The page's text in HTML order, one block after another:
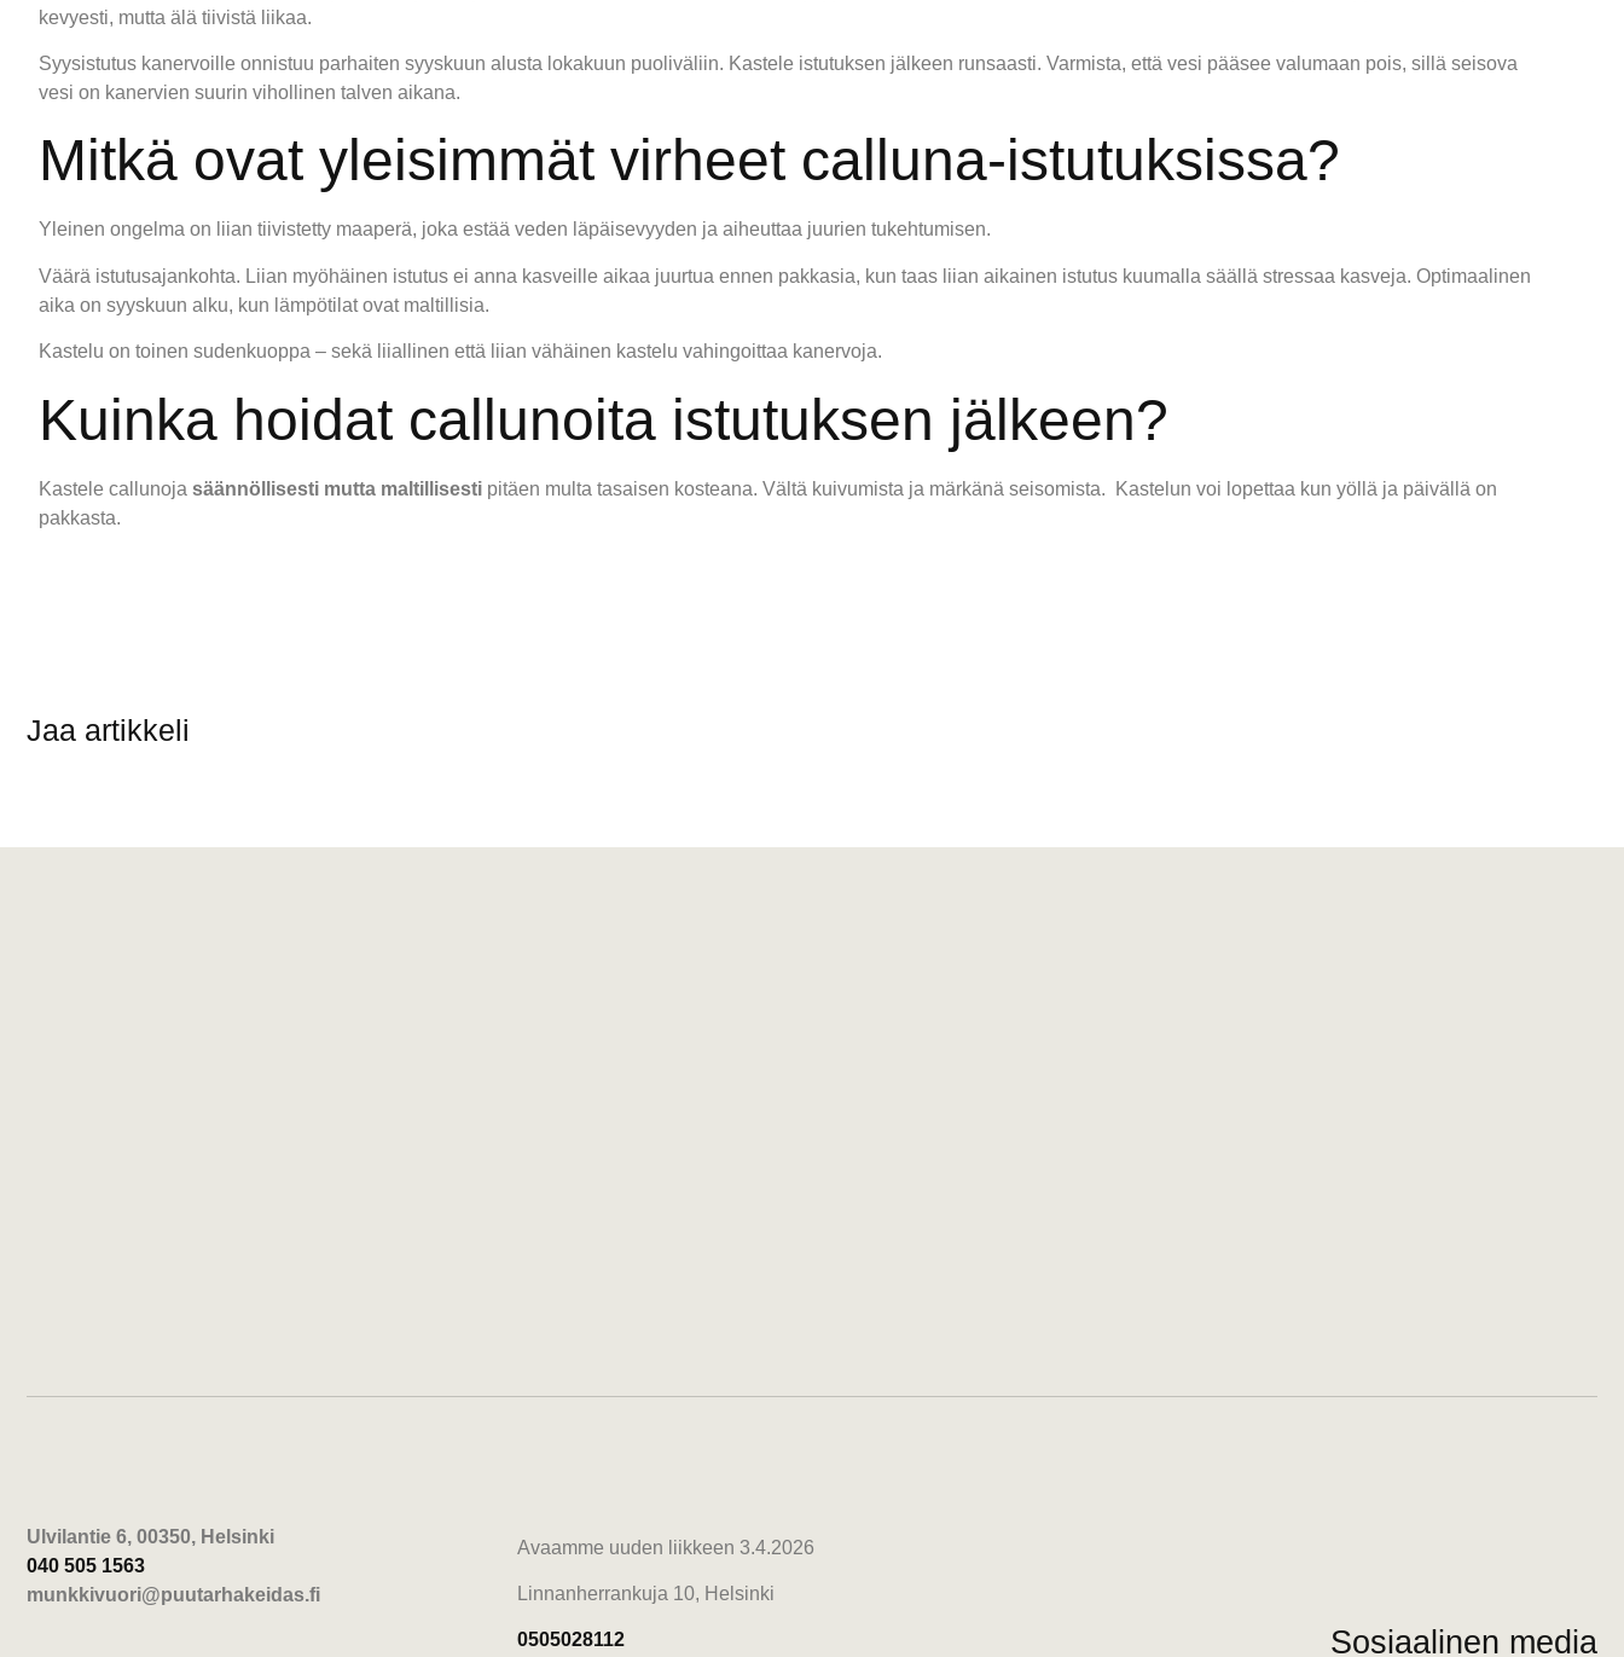
kevyesti, mutta älä tiivistä liikaa.
Syysistutus kanervoille onnistuu parhaiten syyskuun alusta lokakuun puoliväliin. Kastele istutuksen jälkeen runsaasti. Varmista, että vesi pääsee valumaan pois, sillä seisova
vesi on kanervien suurin vihollinen talven aikana.
Mitkä ovat yleisimmät virheet calluna-istutuksissa?
Yleinen ongelma on liian tiivistetty maaperä, joka estää veden läpäisevyyden ja aiheuttaa juurien tukehtumisen.
Väärä istutusajankohta. Liian myöhäinen istutus ei anna kasveille aikaa juurtua ennen pakkasia, kun taas liian aikainen istutus kuumalla säällä stressaa kasveja. Optimaalinen
aika on syyskuun alku, kun lämpötilat ovat maltillisia.
Kastelu on toinen sudenkuoppa – sekä liiallinen että liian vähäinen kastelu vahingoittaa kanervoja.
Kuinka hoidat callunoita istutuksen jälkeen?
Kastele callunoja säännöllisesti mutta maltillisesti pitäen multa tasaisen kosteana. Vältä kuivumista ja märkänä seisomista. Kastelun voi lopettaa kun yöllä ja päivällä on
pakkasta.
Jaa artikkeli
Ulvilantie 6, 00350, Helsinki
040 505 1563
munkkivuori@puutarhakeidas.fi
Avaamme uuden liikkeen 3.4.2026
Linnanherrankuja 10, Helsinki
0505028112 Sosiaalinen media